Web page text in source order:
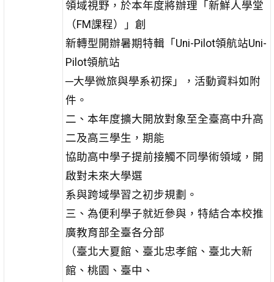
領域視野，於本年度將辦理「新鮮人學堂
（FM課程）」創
新轉型開辦暑期特輯「Uni-Pilot領航站Uni-
Pilot領航站
─大學微旅與學系初探」，活動資料如附
件。
二、本年度擴大開放對象至全臺高中升高
二及高三學生，期能
協助高中學子提前接觸不同學術領域，開
啟對未來大學選
系與跨域學習之初步規劃。
三、為便利學子就近參與，特結合本校推
廣教育部全臺各分部
（臺北大夏館、臺北忠孝館、臺北大新
館、桃園、臺中、